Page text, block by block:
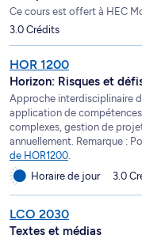
Ce cours est offert à HEC
3.0 Crédits
HOR 1200
Horizon: Risques et
Approche interdisciplinaire
application de
complexes, gestion de
annuellement. Remarque :
de HOR1200.
Horaire de jour
3.0
LCO 2030
Textes et médias